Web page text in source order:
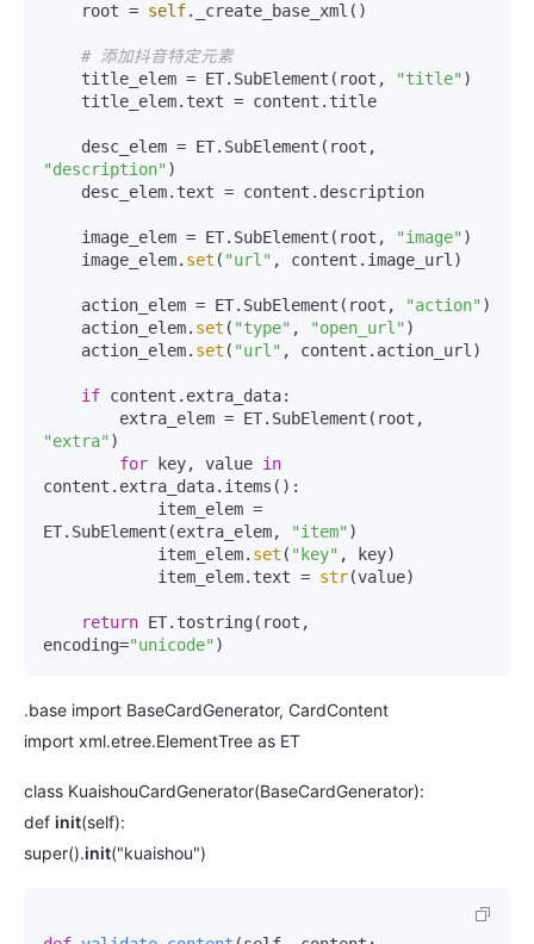
    root =
self._create_base_xml()
# 添加抖音特定元素
    title_elem = ET.SubElement(root,
"title" )
"description" )
    image_elem = ET.SubElement(root,
"image" )
    image_elem.
set ( "url" , content.image_url)
    action_elem = ET.SubElement(root,
"action" )
    action_elem.
set ( "type" , "open_url" )
    action_elem.
set ( "url" , content.action_url)
if content.extra_data:
"extra" )
for key, value in
content.extra_data.items():
ET.SubElement(extra_elem,
"item" )
            item_elem.
set ( "key" , key)
            item_elem.text =
str(value)
return ET.tostring(root,
encoding="unicode"
.base import BaseCardGenerator, CardContent
import xml.etree.ElementTree as ET
class KuaishouCardGenerator(BaseCardGenerator):
def init(self):
super().init("kuaishou")